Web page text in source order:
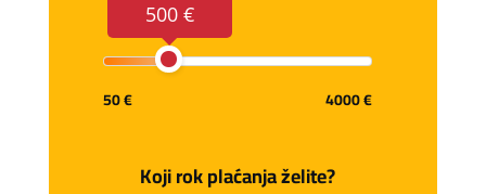
500 €
50 € 4000 €
Koji rok plaćanja želite?